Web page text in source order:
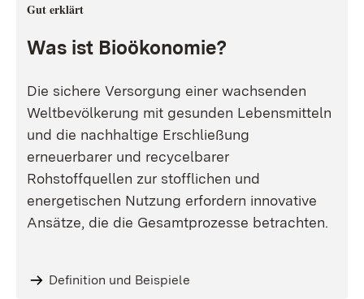
Gut erklärt
Was ist Bioökonomie?
Die sichere Versorgung einer wachsenden
Weltbevölkerung mit gesunden Lebensmitteln
und die nachhaltige Erschließung
erneuerbarer und recycelbarer
Rohstoffquellen zur stofflichen und
energetischen Nutzung erfordern innovative
Ansätze, die die Gesamtprozesse betrachten.
Definition und Beispiele